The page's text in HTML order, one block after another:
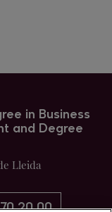
in Business
and Degree
Lleida
20 00